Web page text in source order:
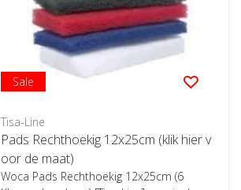
Sale
Tisa-Line
Pads Rechthoekig 12x25cm (klik hier v
oor de maat)
Woca Pads Rechthoekig 12x25cm (6